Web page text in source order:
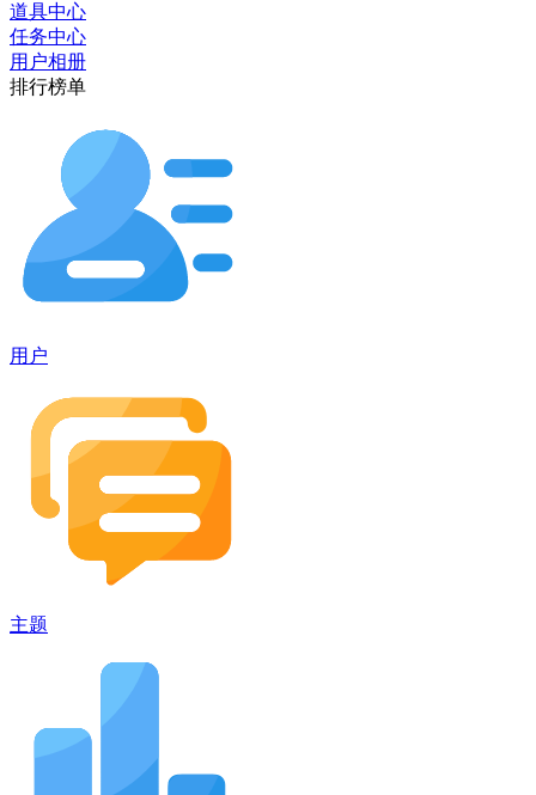
道具中心
任务中心
用户相册
排行榜单
用户
主题